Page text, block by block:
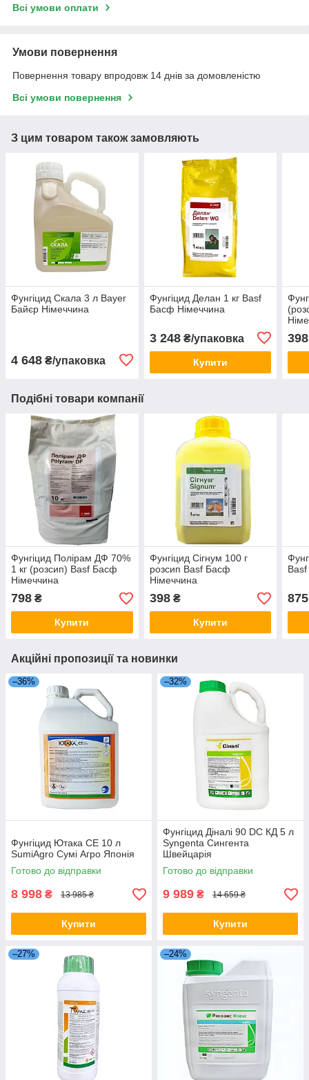
Всі умови оплати
Умови повернення
Повернення товару впродовж 14 днів за домовленістю
Всі умови повернення
З цим товаром також замовляють
Фунгіцид Скала 3 л Bayer
Байєр Німеччина
4 648 ₴/упаковка
Фунгіцид Делан 1 кг Basf
Басф Німеччина
3 248₴/упаковка
Купити
398
Подібні товари компанії
Фунгіцид Полірам ДФ 70%
1 кг (розсип) Basf Басф
Німеччина
798 ₴
Купити
Фунгіцид Сігнум 100 г
розсип Basf Басф
Німеччина
398₴
Купити
875
Акційні пропозиції та новинки
–36%
Фунгіцид Ютака СЕ 10 л
SumiAgro Сумі Агро Японія
Готово до відправки
8 998 ₴ 13 985 ₴
Купити
–32%
Фунгіцид Діналі 90 DC КД 5 л
Syngenta Сингента
Швейцарія
Готово до відправки
9 989 ₴ 14 659 ₴
Купити
–27% –24%